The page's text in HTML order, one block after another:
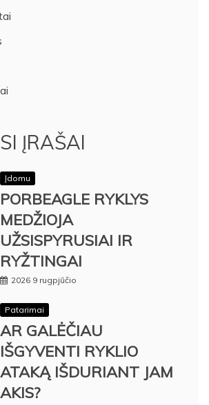
ĮRAŠAI
Įdomu
PORBEAGLE RYKLYS
MEDŽIOJA
UŽSISPYRUSIAI IR
RYŽTINGAI
2026 9 rugpjūčio
Patarimai
AR GALĖČIAU
IŠGYVENTI RYKLIO
ATAKĄ IŠDURIANT JAM
AKIS?